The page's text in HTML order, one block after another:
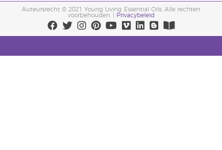
Auteursrecht © 2021 Young Living Essential Oils. Alle rechten
voorbehouden. |
Privacybeleid